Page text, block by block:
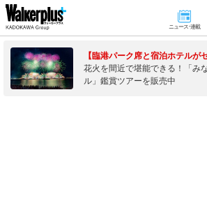
ニュース･連載
【臨港パーク席と宿泊ホテルが
花火を間近で堪能できる！「み
ル」鑑賞ツアーを販売中